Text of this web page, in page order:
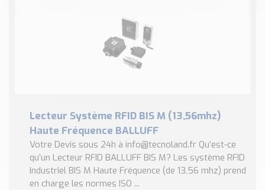
Lecteur Système RFID BIS M (13,56mhz)
Haute Fréquence BALLUFF
Votre Devis sous 24h à info@tecnoland.fr Qu’est-ce
qu’un Lecteur RFID BALLUFF BIS M? Les système RFID
Industriel BIS M Haute Fréquence (de 13,56 mhz) prend
en charge les normes ISO ...